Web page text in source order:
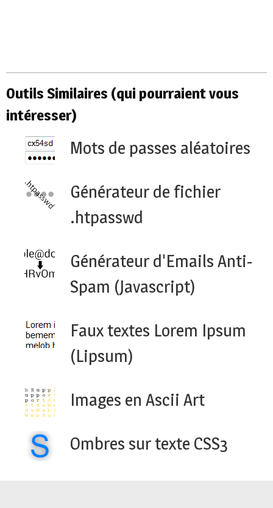
Outils Similaires (qui pourraient vous
intéresser)
Mots de passes aléatoires
Générateur de fichier
.htpasswd
Générateur d'Emails Anti-
Spam (Javascript)
Faux textes Lorem Ipsum
(Lipsum)
Images en Ascii Art
Ombres sur texte CSS3